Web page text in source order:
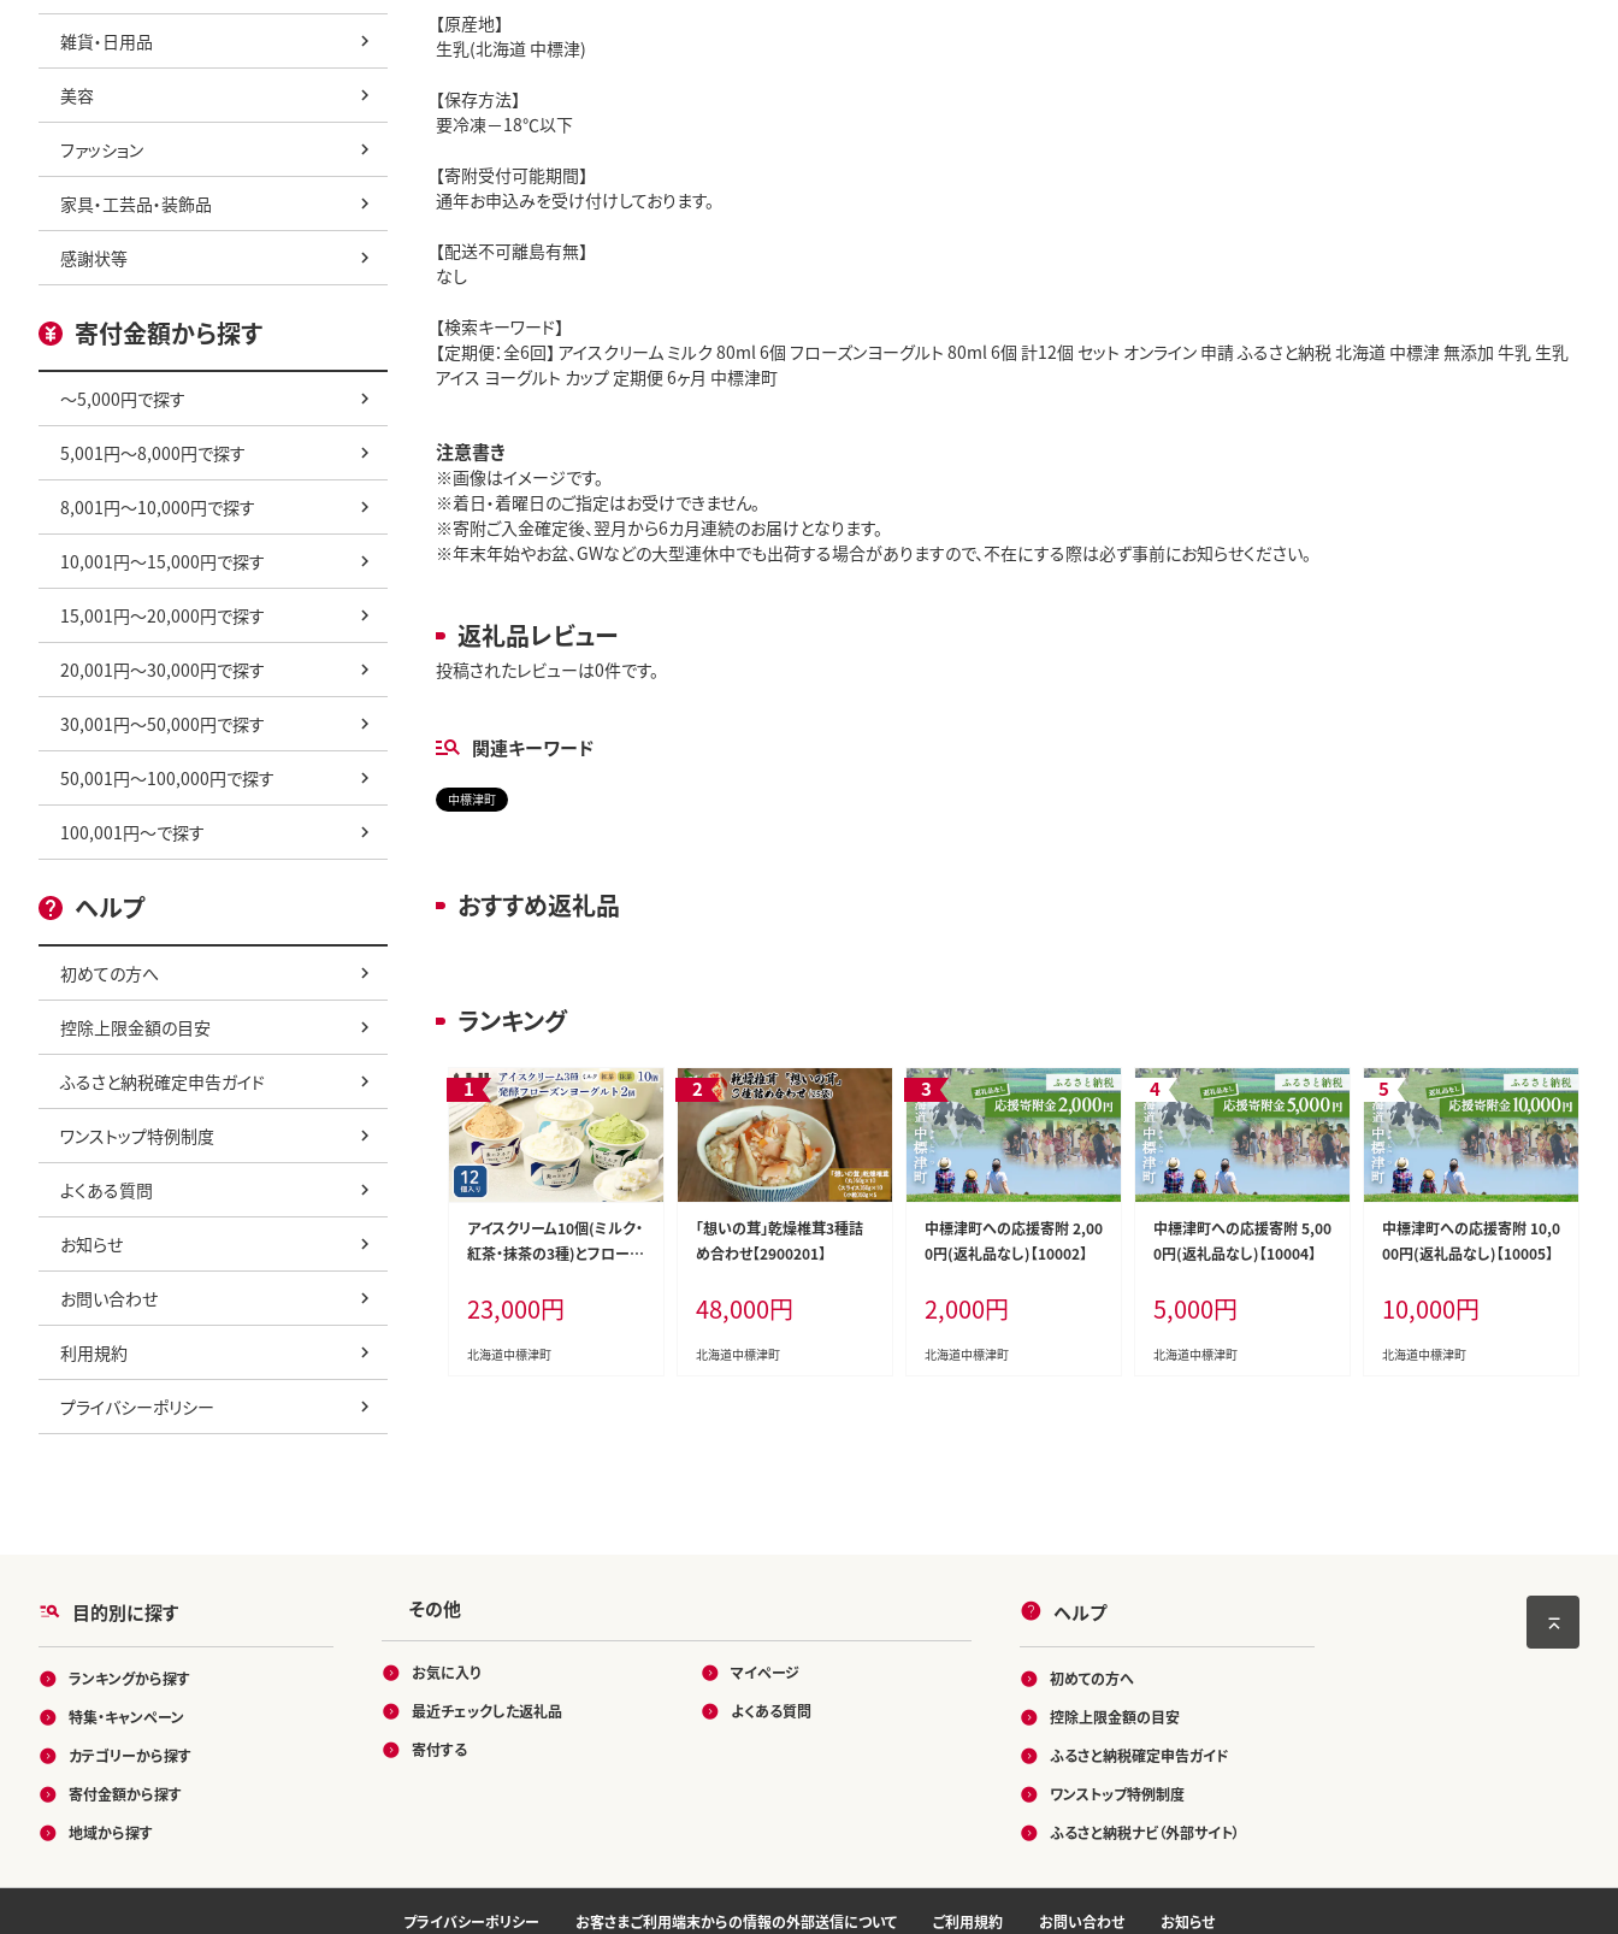
雑貨・日用品
美容
ファッション
家具・工芸品・装飾品
感謝状等
寄付金額から探す
～5,000円で探す
5,001円～8,000円で探す
8,001円～10,000円で探す
10,001円～15,000円で探す
15,001円～20,000円で探す
20,001円～30,000円で探す
30,001円～50,000円で探す
50,001円～100,000円で探す
100,001円～で探す
ヘルプ
初めての方へ
控除上限金額の目安
ふるさと納税確定申告ガイド
ワンストップ特例制度
よくある質問
お知らせ
お問い合わせ
利用規約
プライバシーポリシー
【原産地】
生乳(北海道 中標津)
【保存方法】
要冷凍－18℃以下
【寄附受付可能期間】
通年お申込みを受け付けしております。
【配送不可離島有無】
なし
【検索キーワード】
【定期便：全6回】 アイスクリーム ミルク 80ml 6個 フローズンヨーグルト 80ml 6個 計12個 セット オンライン 申請 ふるさと納税 北海道 中標津 無添加 牛乳 生乳
アイス ヨーグルト カップ 定期便 6ヶ月 中標津町
注意書き
※画像はイメージです。
※着日・着曜日のご指定はお受けできません。
※寄附ご入金確定後、翌月から6カ月連続のお届けとなります。
※年末年始やお盆、GWなどの大型連休中でも出荷する場合がありますので、不在にする際は必ず事前にお知らせください。
返礼品レビュー
投稿されたレビューは0件です。
関連キーワード
中標津町
おすすめ返礼品
ランキング
アイスクリーム10個(ミルク・
紅茶・抹茶の3種)とフローズ
103903】
23,000円
北海道中標津町
「想いの茸」乾燥椎茸3種詰
め合わせ【2900201】
48,000円
北海道中標津町
中標津町への応援寄附 2,00
0円(返礼品なし)【10002】
2,000円
北海道中標津町
中標津町への応援寄附 5,00
0円(返礼品なし)【10004】
5,000円
北海道中標津町
中標津町への応援寄附 10,0
00円(返礼品なし)【10005】
10,000円
北海道中標津町
目的別に探す
ランキングから探す
特集・キャンペーン
カテゴリーから探す
寄付金額から探す
地域から探す
その他
お気に入り
最近チェックした返礼品
寄付する
マイページ
よくある質問
ヘルプ
初めての方へ
控除上限金額の目安
ふるさと納税確定申告ガイド
ワンストップ特例制度
ふるさと納税ナビ（外部サイト）
プライバシーポリシー お客さまご利用端末からの情報の外部送信について ご利用規約 お問い合わせ お知らせ